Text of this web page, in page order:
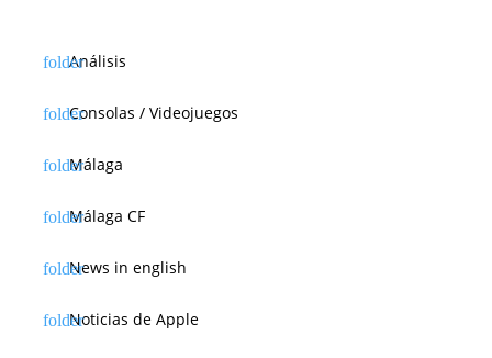
Análisis
Consolas / Videojuegos
Málaga
Málaga CF
News in english
Noticias de Apple